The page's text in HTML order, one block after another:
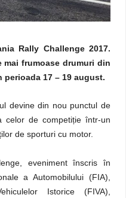
Rally Challenge 2017.
mai frumoase drumuri din
17 – 19 august.
devine din nou punctul de
celor de competiție într-un
de sporturi cu motor.
eveniment înscris în
a Automobilului (FIA),
Istorice (FIVA),